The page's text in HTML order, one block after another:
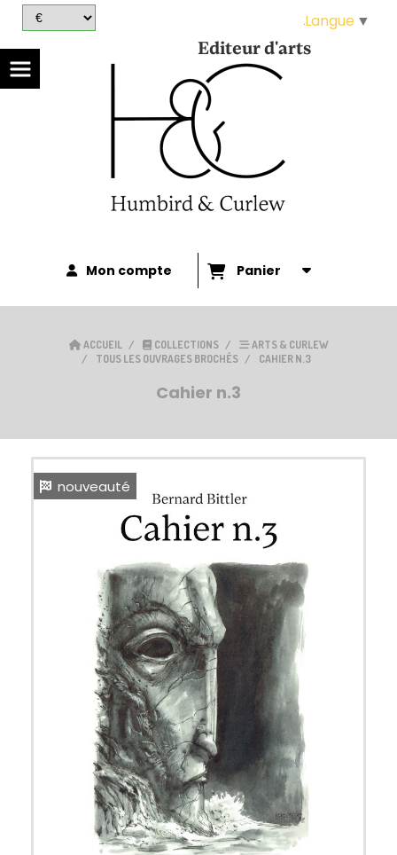
Editeur d'arts
Mon compte Panier
ACCUEIL COLLECTIONS
ARTS & CURLEW
TOUS LES OUVRAGES BROCHÉS
CAHIER N.3
Cahier n.3
nouveauté
Langue ▼
Panneau de gestion des cookies